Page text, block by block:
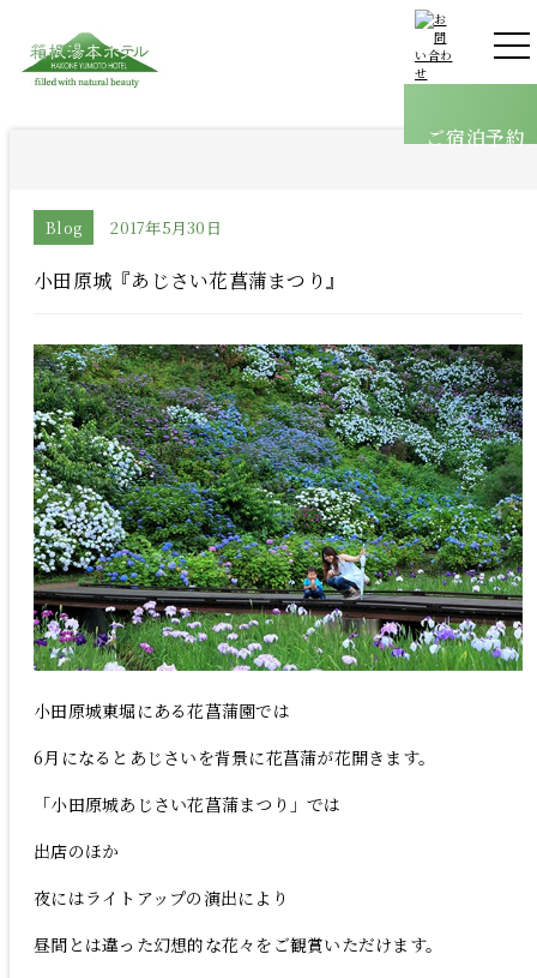
アクセス よくあるご質問 お問い合わせ
ご宿泊予約
Language
客室
オールインクルーシブ
採用情報
ご宿泊予約
Blog 2017年5月30日
小田原城『あじさい花菖蒲まつり』
小田原城東堀にある花菖蒲園では
6月になるとあじさいを背景に花菖蒲が花開きます。
「小田原城あじさい花菖蒲まつり」では
出店のほか
夜にはライトアップの演出により
昼間とは違った幻想的な花々をご観賞いただけます。